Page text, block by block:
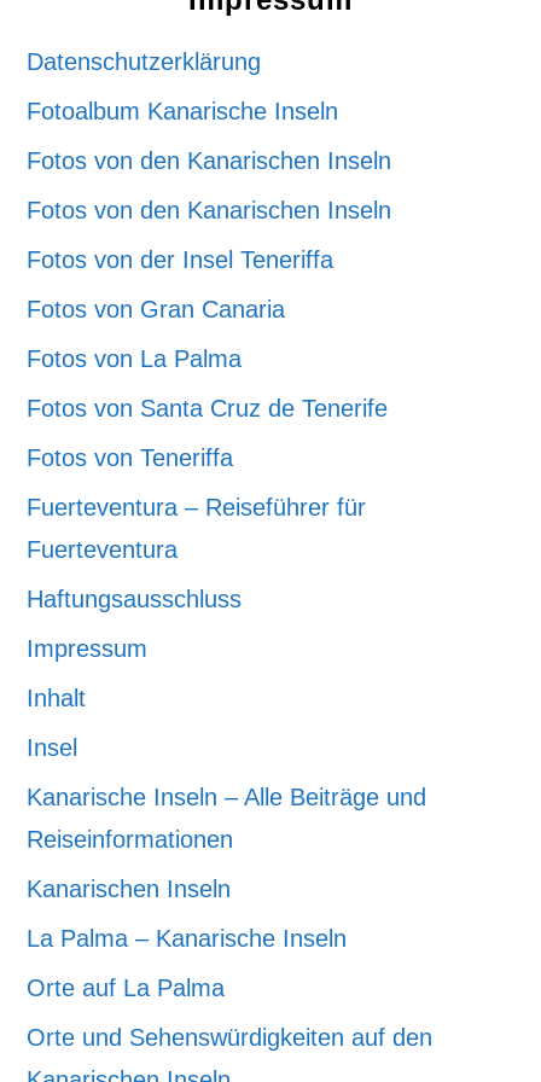
Datenschutzerklärung
Fotoalbum Kanarische Inseln
Fotos von den Kanarischen Inseln
Fotos von den Kanarischen Inseln
Fotos von der Insel Teneriffa
Fotos von Gran Canaria
Fotos von La Palma
Fotos von Santa Cruz de Tenerife
Fotos von Teneriffa
Fuerteventura – Reiseführer für
Fuerteventura
Haftungsausschluss
Impressum
Inhalt
Insel
Kanarische Inseln – Alle Beiträge und
Reiseinformationen
Kanarischen Inseln
La Palma – Kanarische Inseln
Orte auf La Palma
Orte und Sehenswürdigkeiten auf den